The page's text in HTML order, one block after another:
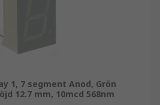
1, 7 segment Anod, Grön
12.7 mm, 10mcd 568nm